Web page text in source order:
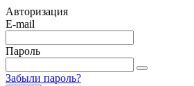
Авторизация
E-mail
Пароль
Забыли пароль?